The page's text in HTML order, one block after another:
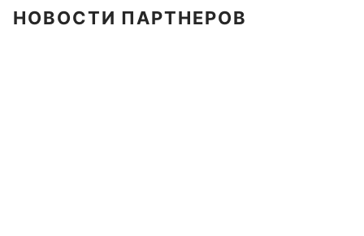
НОВОСТИ ПАРТНЕРОВ